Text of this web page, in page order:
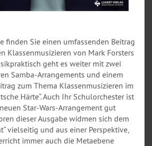
finden Sie einen umfassenden Beitrag
Klassenmusizieren von Mark Forsters
geht es weiter mit zwei
Samba-Arrangements und einem
zum Thema Klassenmusizieren im
Härte“. Auch Ihr Schulorchester ist
Star-Wars-Arrangement gut
dieser Ausgabe widmen sich dem
vielseitig und aus einer Perspektive,
immer auch die Metaebene